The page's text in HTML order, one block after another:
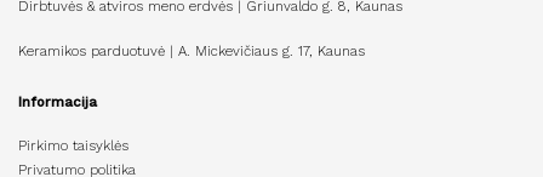
Dirbtuvės & atviros meno erdvės | Griunvaldo g. 8, Kaunas
Keramikos parduotuvė | A. Mickevičiaus g. 17, Kaunas
Informacija
Pirkimo taisyklės
Privatumo politika